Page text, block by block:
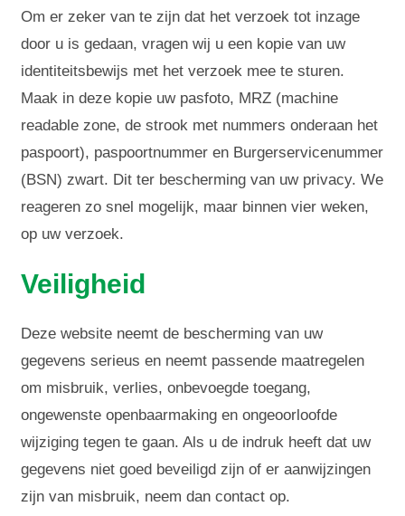
Om er zeker van te zijn dat het verzoek tot inzage
door u is gedaan, vragen wij u een kopie van uw
identiteitsbewijs met het verzoek mee te sturen.
Maak in deze kopie uw pasfoto, MRZ (machine
readable zone, de strook met nummers onderaan het
paspoort), paspoortnummer en Burgerservicenummer
(BSN) zwart. Dit ter bescherming van uw privacy. We
reageren zo snel mogelijk, maar binnen vier weken,
op uw verzoek.
Veiligheid
Deze website neemt de bescherming van uw
gegevens serieus en neemt passende maatregelen
om misbruik, verlies, onbevoegde toegang,
ongewenste openbaarmaking en ongeoorloofde
wijziging tegen te gaan. Als u de indruk heeft dat uw
gegevens niet goed beveiligd zijn of er aanwijzingen
zijn van misbruik, neem dan contact op.